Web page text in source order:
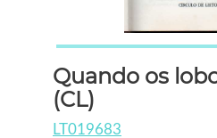
Quando os
(CL)
LT019683